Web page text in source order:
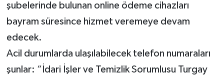
şubelerinde bulunan online ödeme cihazları
bayram süresince hizmet veremeye devam
edecek.
Acil durumlarda ulaşılabilecek telefon numaraları
şunlar: “İdari İşler ve Temizlik Sorumlusu Turgay